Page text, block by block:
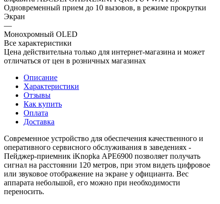
Одновременный прием до 10 вызовов, в режиме прокрутки
Экран
—
Монохромный OLED
Все характеристики
Цена действительна только для интернет-магазина и может
отличаться от цен в розничных магазинах
Описание
Характеристики
Отзывы
Как купить
Оплата
Доставка
Современное устройство для обеспечения качественного и
оперативного сервисного обслуживания в заведениях -
Пейджер-приемник iKnopka АРЕ6900 позволяет получать
сигнал на расстоянии 120 метров, при этом видеть цифровое
или звуковое отображение на экране у официанта. Вес
аппарата небольшой, его можно при необходимости
переносить.